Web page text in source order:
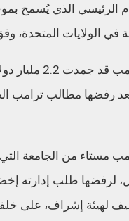
الرئيسي الذي يُسمح
في الولايات
وكانت إدارة ترامب
رفضها مطالب ترامب
لرفضها طلب إدارته
لهيئة إشراف، على